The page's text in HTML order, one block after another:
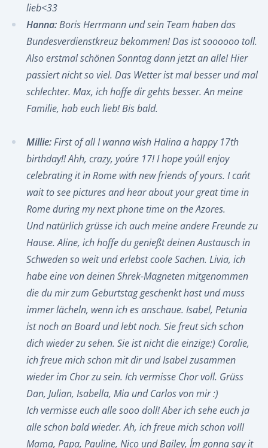
lieb<33
Hanna:Boris Herrmann und sein Team haben das
Bundesverdienstkreuz bekommen! Das ist soooooo toll.
Also erstmal schönen Sonntag dann jetzt an alle! Hier
passiert nicht so viel. Das Wetter ist mal besser und mal
schlechter. Max, ich hoffe dir gehts besser. An meine
Familie, hab euch lieb! Bis bald.
Millie:First of all I wanna wish Halina a happy 17th
birthday!! Ahh, crazy, you´re 17! I hope you´ll enjoy
celebrating it in Rome with new friends of yours. I can´t
wait to see pictures and hear about your great time in
Rome during my next phone time on the Azores.
Und natürlich grüsse ich auch meine andere Freunde zu
Hause. Aline, ich hoffe du genießt deinen Austausch in
Schweden so weit und erlebst coole Sachen. Livia, ich
habe eine von deinen Shrek-Magneten mitgenommen
die du mir zum Geburtstag geschenkt hast und muss
immer lächeln, wenn ich es anschaue. Isabel, Petunia
ist noch an Board und lebt noch. Sie freut sich schon
dich wieder zu sehen. Sie ist nicht die einzige:) Coralie,
ich freue mich schon mit dir und Isabel zusammen
wieder im Chor zu sein. Ich vermisse Chor voll. Grüss
Dan, Julian, Isabella, Mia und Carlos von mir :)
Ich vermisse euch alle sooo doll! Aber ich sehe euch ja
alle schon bald wieder. Ah, ich freue mich schon voll!
Mama, Papa, Pauline, Nico und Bailey, I´m gonna say it